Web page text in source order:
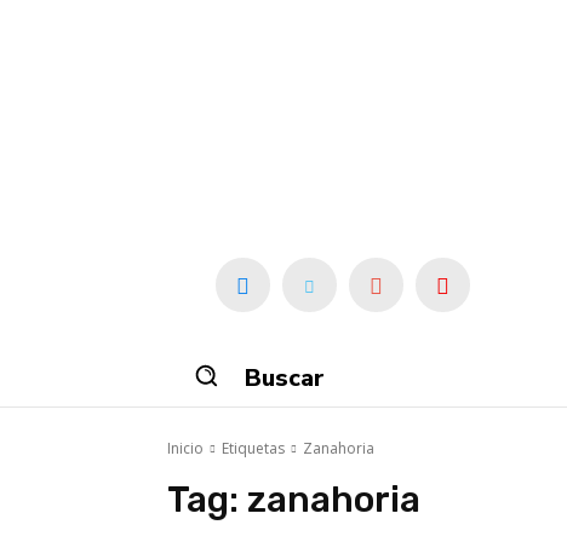
Buscar
Inicio Etiquetas Zanahoria
Tag: zanahoria